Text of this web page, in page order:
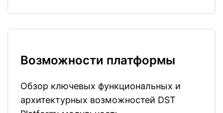
Возможности платформы
Обзор ключевых функциональных и
архитектурных возможностей DST